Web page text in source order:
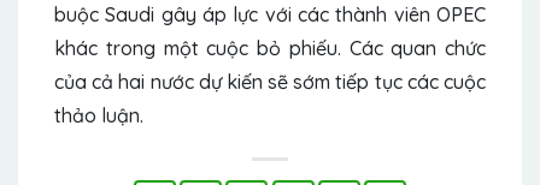
buộc Saudi gây áp lực với các thành viên OPEC
khác trong một cuộc bỏ phiếu. Các quan chức
của cả hai nước dự kiến ​​sẽ sớm tiếp tục các cuộc
thảo luận.